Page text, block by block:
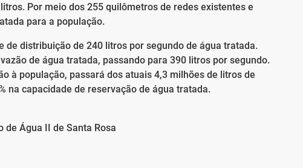
Por meio dos 255 quilômetros de redes existentes e
para a população.
de distribuição de 240 litros por segundo de água tratada.
de água tratada, passando para 390 litros por segundo.
à população, passará dos atuais 4,3 milhões de litros de
na capacidade de reservação de água tratada.
de Água II de Santa Rosa